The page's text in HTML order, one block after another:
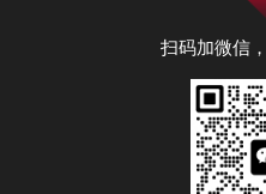
扫码加微信